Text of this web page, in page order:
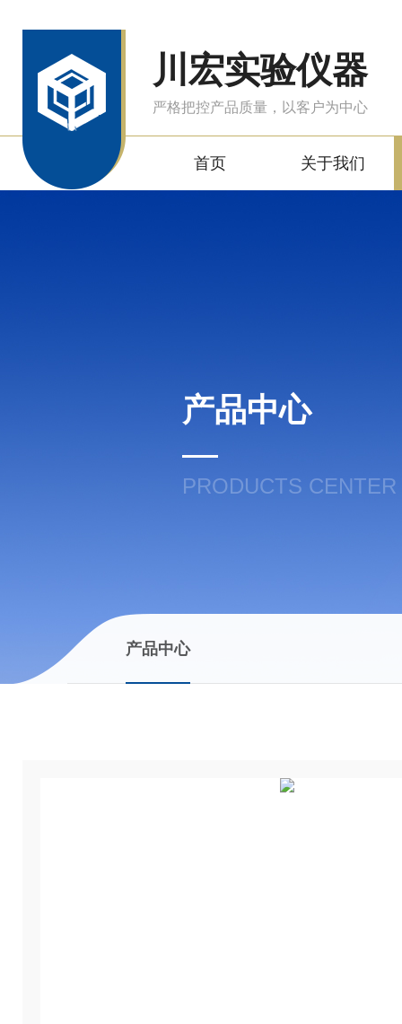
川宏实验仪器
严格把控产品质量，以客户为中心
首页 关于我们
产品中心
PRODUCTS CENTER
产品中心